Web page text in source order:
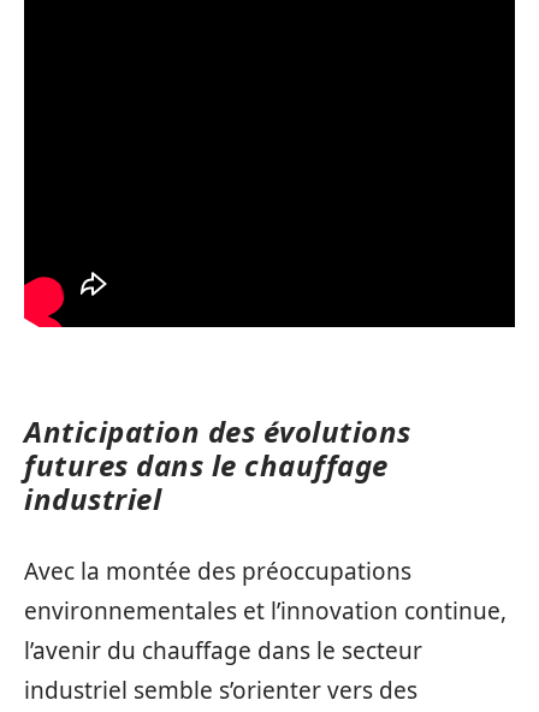
Anticipation des évolutions
futures dans le chauffage
industriel
Avec la montée des préoccupations
environnementales et l’innovation continue,
l’avenir du chauffage dans le secteur
industriel semble s’orienter vers des